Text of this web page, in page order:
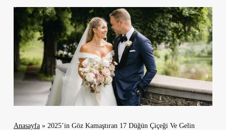
Anasayfa» 2025’in Göz Kamaştıran 17 Düğün Çiçeği Ve Gelin